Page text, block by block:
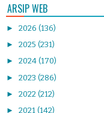
ARSIP WEB
► 2026 (136)
► 2025 (231)
► 2024 (170)
► 2023 (286)
► 2022 (212)
► 2021 (142)